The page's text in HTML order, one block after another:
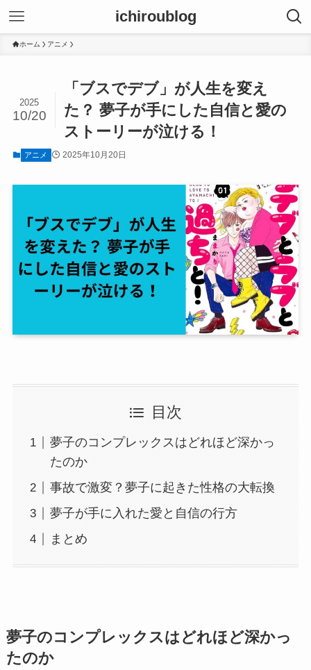
ichiroublog
ホーム アニメ
「ブスでデブ」が人生を変え
た？ 夢子が手にした自信と愛の
ストーリーが泣ける！
2025
10/20
アニメ 2025年10月20日
目次
夢子のコンプレックスはどれほど深かっ
たのか
事故で激変？夢子に起きた性格の大転換
夢子が手に入れた愛と自信の行方
まとめ
夢子のコンプレックスはどれほど深かっ
たのか